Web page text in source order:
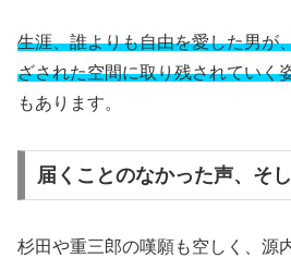
生涯、誰よりも自由を愛した男が
ざされた空間に取り残されていく
もあります。
届くことのなかった声、そ
杉田や重三郎の嘆願も空しく、源